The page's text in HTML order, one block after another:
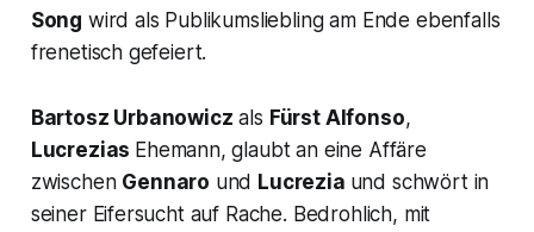
Song wird als Publikumsliebling am Ende ebenfalls
frenetisch gefeiert.
Bartosz Urbanowicz als Fürst Alfonso,
Lucrezias Ehemann, glaubt an eine Affäre
zwischen Gennaro und Lucrezia und schwört in
seiner Eifersucht auf Rache. Bedrohlich, mit